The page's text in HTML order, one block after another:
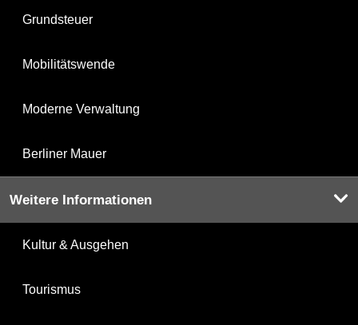
Grundsteuer
Mobilitätswende
Moderne Verwaltung
Berliner Mauer
Weitere Informationen
Kultur & Ausgehen
Tourismus